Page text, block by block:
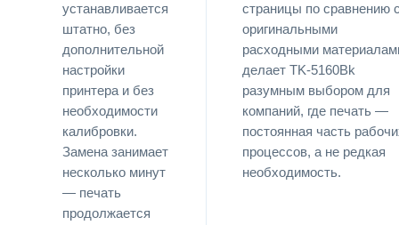
устанавливается
штатно, без
дополнительной
настройки
принтера и без
необходимости
калибровки.
Замена занимает
несколько минут
— печать
продолжается
страницы по сравнению
оригинальными
расходными
делает TK-5160Bk
разумным выбором для
компаний, где печать —
постоянная часть
процессов, а не редкая
необходимость.